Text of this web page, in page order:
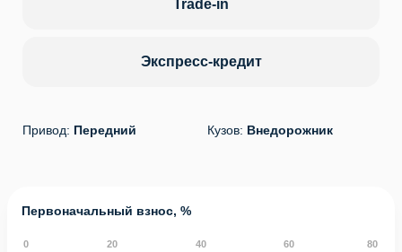
Trade-in
Экспресс-кредит
Привод: Передний Кузов: Внедорожник
Первоначальный взнос, %
0 20 40 60 80